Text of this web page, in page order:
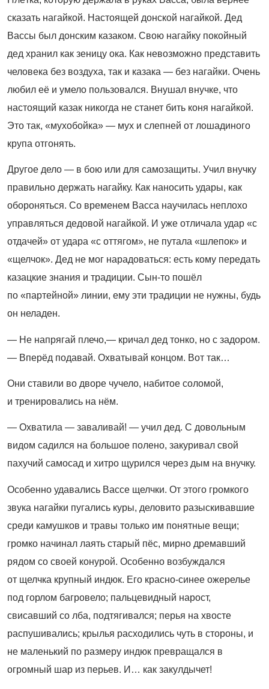
сказать нагайкой. Настоящей донской нагайкой. Дед
Вассы был донским казаком. Свою нагайку покойный
дед хранил как зеницу ока. Как невозможно представить
человека без воздуха, так и казака — без нагайки. Очень
любил её и умело пользовался. Внушал внучке, что
настоящий казак никогда не станет бить коня нагайкой.
Это так, «мухобойка» — мух и слепней от лошадиного
крупа отгонять.
Другое дело — в бою или для самозащиты. Учил внучку
правильно держать нагайку. Как наносить удары, как
обороняться. Со временем Васса научилась неплохо
управляться дедовой нагайкой. И уже отличала удар «с
отдачей» от удара «с оттягом», не путала «шлепок» и
«щелчок». Дед не мог нарадоваться: есть кому передать
казацкие знания и традиции. Сын-то пошёл
по «партейной» линии, ему эти традиции не нужны, будь
он неладен.
— Не напрягай плечо,— кричал дед тонко, но с задором.
— Вперёд подавай. Охватывай концом. Вот так…
Они ставили во дворе чучело, набитое соломой,
и тренировались на нём.
— Охватила — заваливай! — учил дед. С довольным
видом садился на большое полено, закуривал свой
пахучий самосад и хитро щурился через дым на внучку.
Особенно удавались Вассе щелчки. От этого громкого
звука нагайки пугались куры, деловито разыскивавшие
среди камушков и травы только им понятные вещи;
громко начинал лаять старый пёс, мирно дремавший
рядом со своей конурой. Особенно возбуждался
от щелчка крупный индюк. Его красно-синее ожерелье
под горлом багровело; пальцевидный нарост,
свисавший со лба, подтягивался; перья на хвосте
распушивались; крылья расходились чуть в стороны, и
не маленький по размеру индюк превращался в
огромный шар из перьев. И… как закулдычет!